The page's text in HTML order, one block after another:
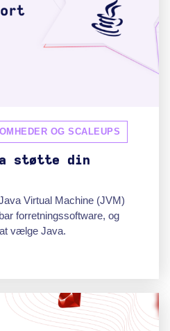
OG SCALEUPS
støtte din
Virtual Machine (JVM)
forretningssoftware, og
vælge Java.